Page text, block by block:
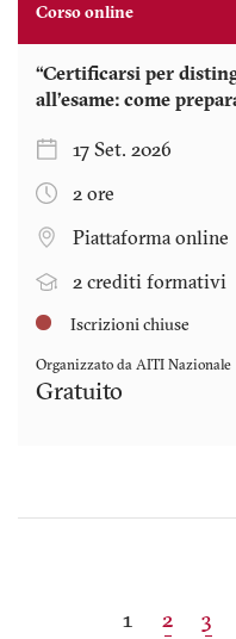
Corso online
“Certificarsi per
all’esame: come
17 Set. 2026
2 ore
Piattaforma online
2 crediti formativi
Iscrizioni chiuse
Organizzato da AITI Nazionale
Gratuito
Pagina
1 Pagina
2 3